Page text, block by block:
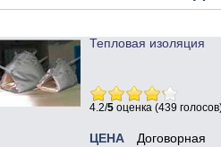
Тепловая изоляция
4.2/5 оценка (439
ЦЕНА Договорная